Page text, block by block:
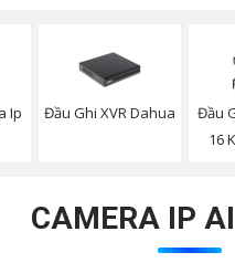
Ip
Đầu Ghi XVR Dahua
Đầu
16
CAMERA IP